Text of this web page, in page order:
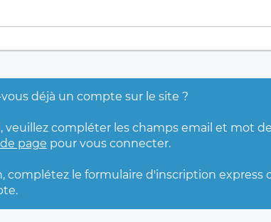
déjà un compte sur le site ?
veuillez compléter les champs email et mot
page pour vous connecter.
complétez le formulaire d'inscription express